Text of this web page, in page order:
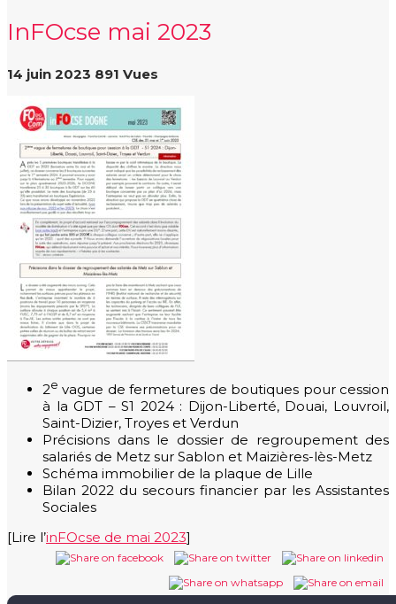
InFOcse mai 2023
14 juin 2023 891 Vues
2e vague de fermetures de boutiques pour cession
à la GDT – S1 2024 : Dijon-Liberté, Douai, Louvroil,
Saint-Dizier, Troyes et Verdun
Précisions dans le dossier de regroupement des
salariés de Metz sur Sablon et Maizières-lès-Metz
Schéma immobilier de la plaque de Lille
Bilan 2022 du secours financier par les Assistantes
Sociales
[Lire l’inFOcse de mai 2023]